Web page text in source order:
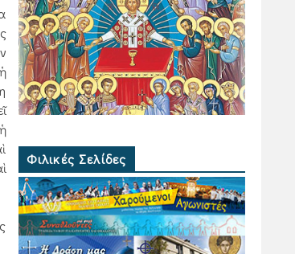
Φιλικές Σελίδες